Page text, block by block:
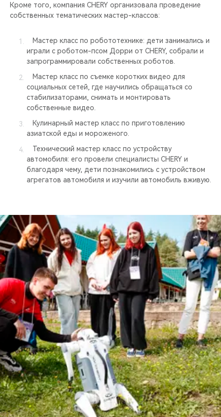
Кроме того, компания CHERY организовала проведение
собственных тематических мастер-классов:
Мастер класс по робототехнике: дети занимались и
играли с роботом-псом Дорри от CHERY, собрали и
запрограммировали собственных роботов.
Мастер класс по съемке коротких видео для
социальных сетей, где научились обращаться со
стабилизаторами, снимать и монтировать
собственные видео.
Кулинарный мастер класс по приготовлению
азиатской еды и мороженого.
Технический мастер класс по устройству
автомобиля: его провели специалисты CHERY и
благодаря чему, дети познакомились с устройством
агрегатов автомобиля и изучили автомобиль вживую.